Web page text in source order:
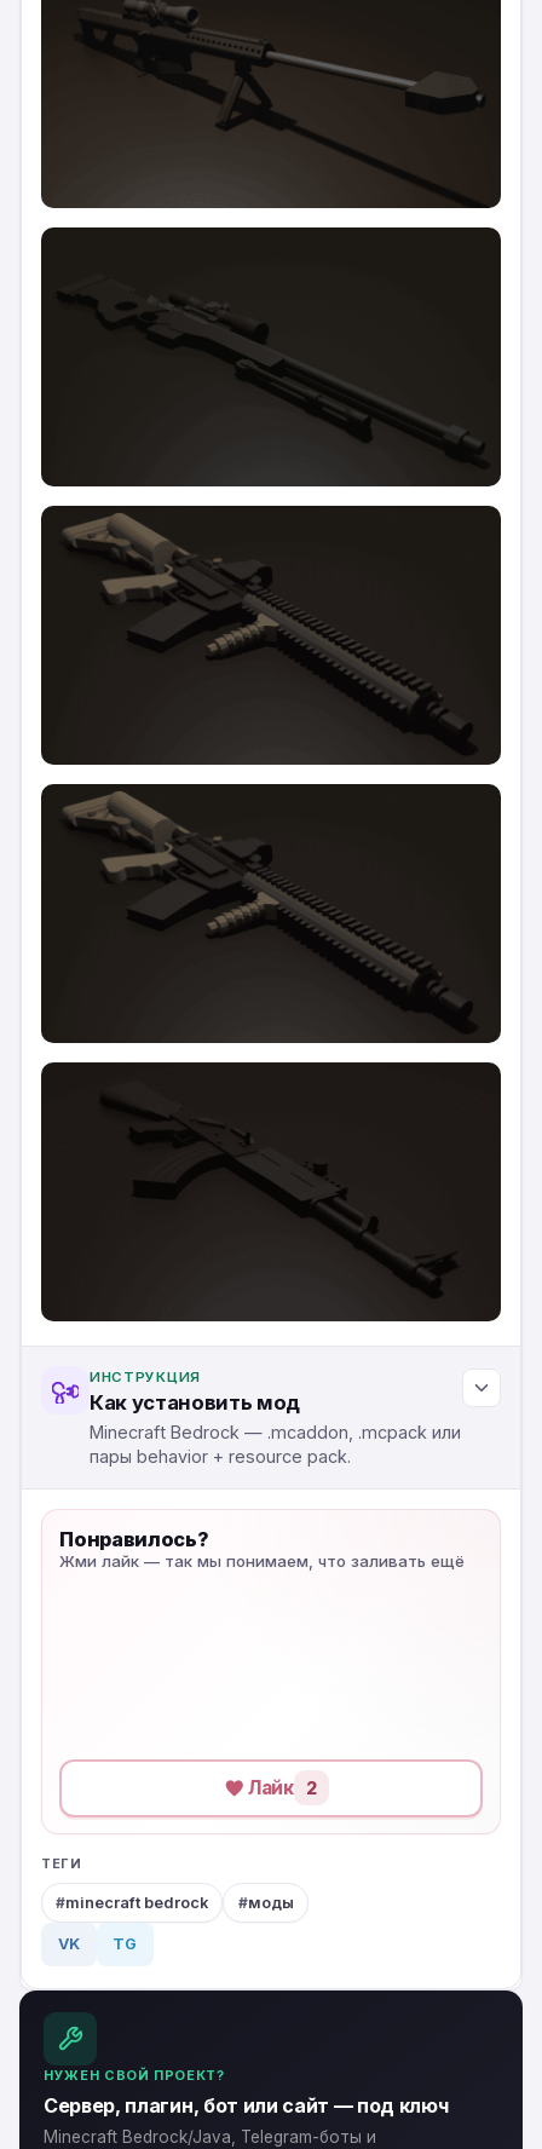
ИНСТРУКЦИЯ
Как установить мод
Minecraft Bedrock — .mcaddon, .mcpack или
пары behavior + resource pack.
Понравилось?
Жми лайк — так мы понимаем, что заливать ещё
Лайк 2
ТЕГИ
minecraft bedrock моды
VK TG
НУЖЕН СВОЙ ПРОЕКТ?
Сервер, плагин, бот или сайт — под ключ
Minecraft Bedrock/Java, Telegram-боты и